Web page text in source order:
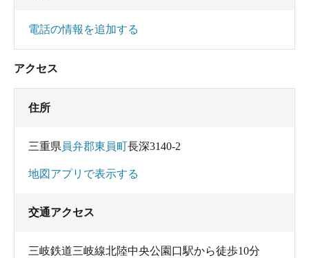
電話の情報を追加する
アクセス
住所
三重県 員弁郡東員町長深3140-2
地図アプリで表示する
交通アクセス
三岐鉄道三岐線北陸中央公園口駅から徒歩10分